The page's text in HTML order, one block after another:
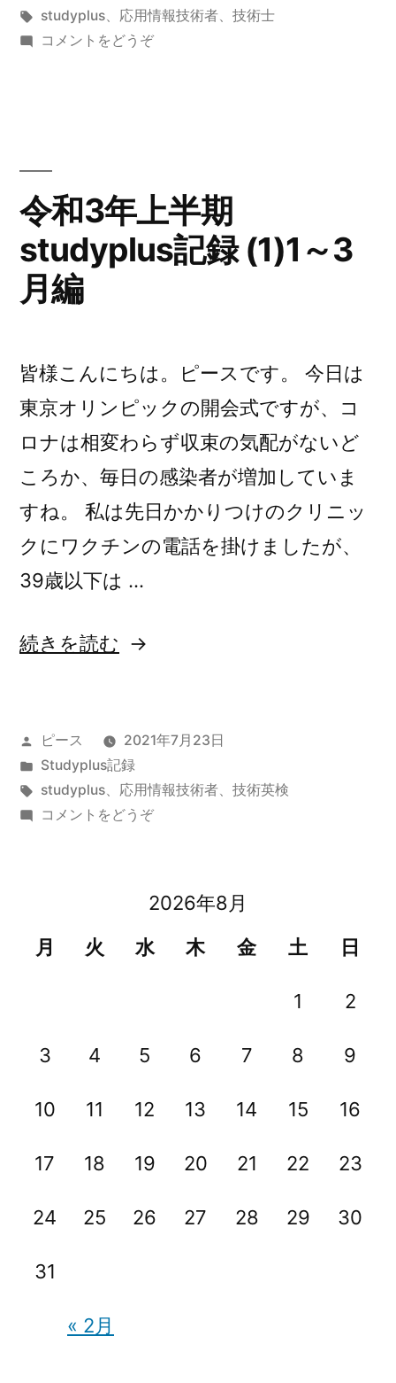
稿
者:
テ
タ
グ:
studyplus、 応用情報技術者、 技術士
コメントをどうぞ(令
studyplus
録
月
編)
令和3年上半期
studyplus記録 (1)1～3
月編
皆様こんにちは。ピースです。 今日は
東京オリンピックの開会式ですが、コ
ロナは相変わらず収束の気配がないど
ころか、毎日の感染者が増加していま
すね。 私は先日かかりつけのクリニッ
クにワクチンの電話を掛けましたが、
39歳以下は …
“令
年
上
半
録
の
続きを読む
投
稿
者:
ピース
2021年7月23日
カ
テ
ゴ
Studyplus記録
タ
グ:
studyplus、 応用情報技術者、 技術英検
コメントをどうぞ(令
上
半
3
編)
2026年8月
月
火 水 木 金 土 日
1 2
3 4 5 6 7 8 9
10 11 12 13 14 15 16
17 18 19 20 21 22 23
24 25 26 27 28 29 30
31
« 2月